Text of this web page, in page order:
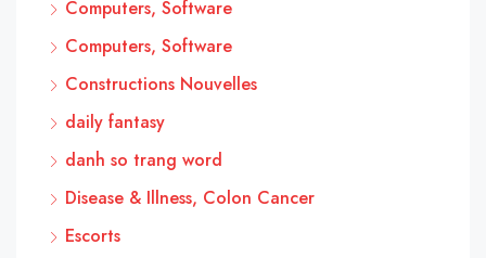
Computers, Software
Computers, Software
Constructions Nouvelles
daily fantasy
danh so trang word
Disease & Illness, Colon Cancer
Escorts